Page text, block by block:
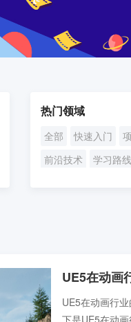
热门领域
全部 快速入门
前沿技术
学习路线
UE5在动画
UE5在动画行
下是UE5在动画